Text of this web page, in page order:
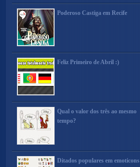
Poderoso Castiga em Recife
Feliz Primeiro de Abril :)
Qual o valor dos três ao mesmo
tempo?
Ditados populares em emoticons